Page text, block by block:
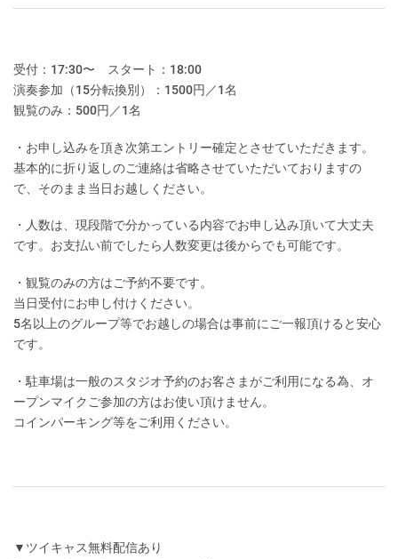
受付：17:30〜 スタート：18:00
演奏参加（15分転換別）：1500円／1名
観覧のみ：500円／1名
・お申し込みを頂き次第エントリー確定とさせていただきます。
基本的に折り返しのご連絡は省略させていただいておりますの
で、そのまま当日お越しください。
・人数は、現段階で分かっている内容でお申し込み頂いて大丈夫
です。お支払い前でしたら人数変更は後からでも可能です。
・観覧のみの方はご予約不要です。
当日受付にお申し付けください。
5名以上のグループ等でお越しの場合は事前にご一報頂けると安心
です。
・駐車場は一般のスタジオ予約のお客さまがご利用になる為、オ
ープンマイクご参加の方はお使い頂けません。
コインパーキング等をご利用ください。
▼ツイキャス無料配信あり